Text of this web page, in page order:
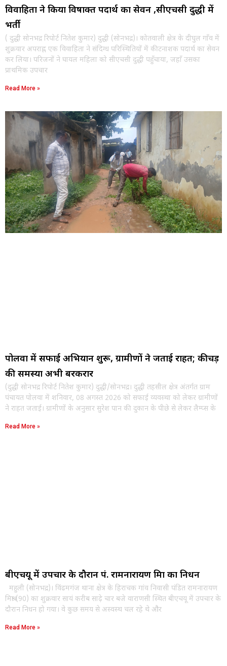
विवाहिता ने किया विषाक्त पदार्थ का सेवन ,सीएचसी दुद्धी में
भर्ती
( दुद्धी सोनभद्र रिपोर्ट नितेश कुमार) दुद्धी (सोनभद्र)। कोतवाली क्षेत्र के दीघुल गाँव में
शुक्रवार अपराह्न एक विवाहिता ने संदिग्ध परिस्थितियों में कीटनाशक पदार्थ का सेवन
कर लिया। परिजनों ने घायल महिला को सीएचसी दुद्धी पहुँचाया, जहाँ उसका
प्राथमिक उपचार
Read More »
पोलवा में सफाई अभियान शुरू, ग्रामीणों ने जताई राहत; कीचड़
की समस्या अभी बरकरार
(दुद्धी सोनभद्र रिपोर्ट नितेश कुमार) दुद्धी/सोनभद्र। दुद्धी तहसील क्षेत्र अंतर्गत ग्राम
पंचायत पोलवा में शनिवार, 08 अगस्त 2026 को सफाई व्यवस्था को लेकर ग्रामीणों
ने राहत जताई। ग्रामीणों के अनुसार सुरेश पान की दुकान के पीछे से लेकर लैम्प्स के
Read More »
बीएचयू में उपचार के दौरान पं. रामनारायण मिश्रा का निधन
महुली (सोनभद्र)। विंढमगंज थाना क्षेत्र के हिराचक गांव निवासी पंडित रामनारायण
मिश्रा (90) का शुक्रवार सायं करीब साढ़े चार बजे वाराणसी स्थित बीएचयू में उपचार के
दौरान निधन हो गया। वे कुछ समय से अस्वस्थ चल रहे थे और
Read More »